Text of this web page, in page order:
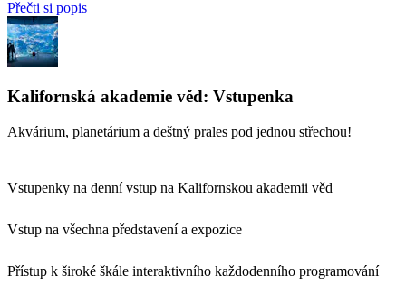
Přečti si popis
Kalifornská akademie věd: Vstupenka
Akvárium, planetárium a deštný prales pod jednou střechou!
Vstupenky na denní vstup na Kalifornskou akademii věd
Vstup na všechna představení a expozice
Přístup k široké škále interaktivního každodenního programování